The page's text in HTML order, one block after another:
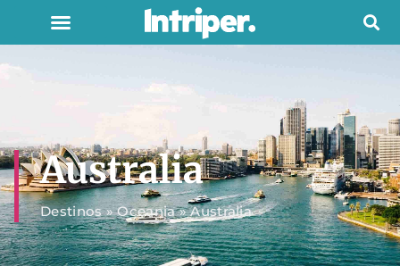
Australia
Destinos»Oceania»Australia